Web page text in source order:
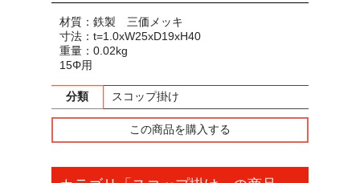
材質：鉄製 三価メッキ
寸法：t=1.0xW25xD19xH40
重量：0.02kg
15Φ用
分類 スコップ掛け
この商品を購入する